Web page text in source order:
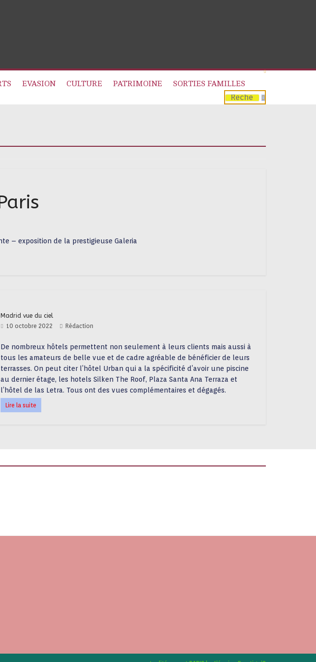
EVASION CULTURE PATRIMOINE
SORTIES FAMILLES
– exposition de la prestigieuse Galeria
Madrid vue du ciel
10 octobre 2022 Rédaction
De nombreux hôtels permettent non seulement à leurs clients mais aussi à
tous les amateurs de belle vue et de cadre agréable de bénéficier de leurs
terrasses. On peut citer l’hôtel Urban qui a la spécificité d’avoir une piscine
au dernier étage, les hotels Silken The Roof, Plaza Santa Ana Terraza et
l’hôtel de las Letra. Tous ont des vues complémentaires et dégagés.
Lire la suite